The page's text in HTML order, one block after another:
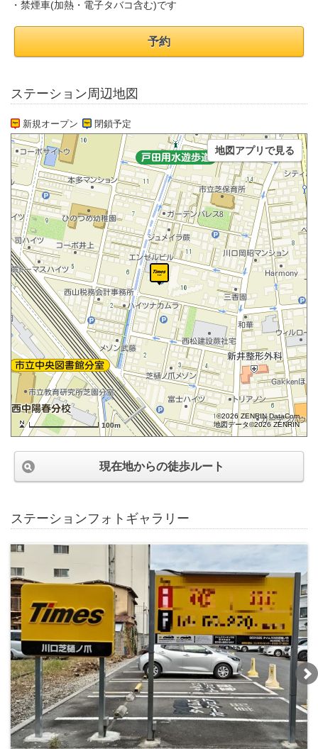
・禁煙車(加熱・電子タバコ含む)です
予約
ステーション周辺地図
新規オープン 閉鎖予定
100m
©2026 ZENRIN DataCom
地図データ©2026 ZENRIN
地図アプリで見る
現在地からの徒歩ルート
ステーションフォトギャラリー